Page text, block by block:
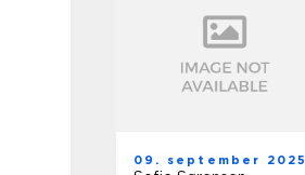
09. september 2025